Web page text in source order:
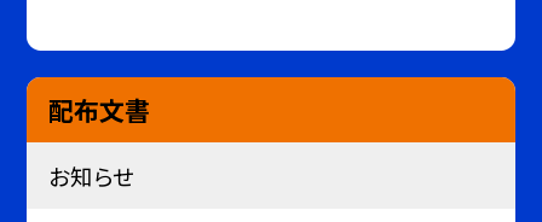
配布文書
お知らせ